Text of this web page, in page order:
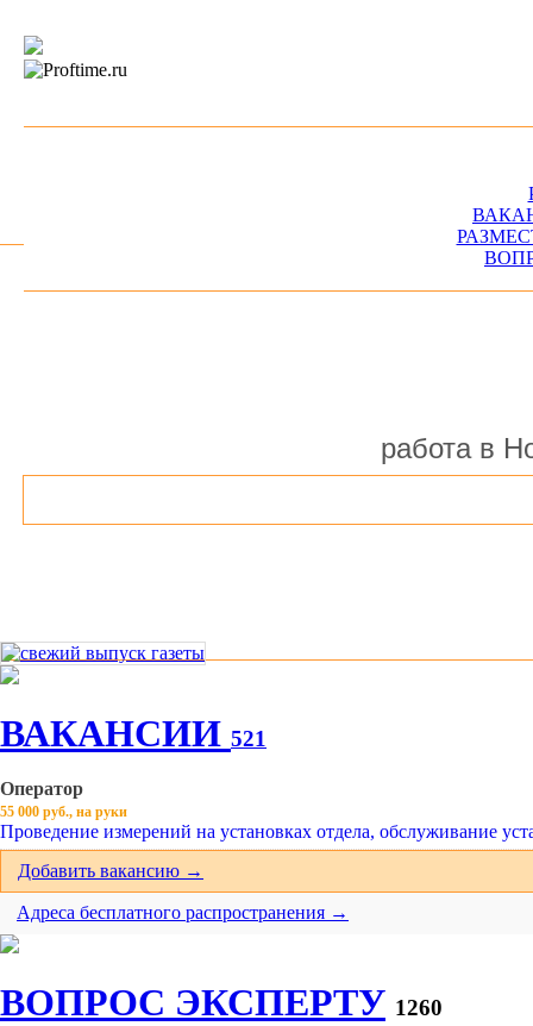
работа в
ВАКАНСИИ 521
Оператор
55 000 руб., на руки
Проведение измерений на установках отдела, обслуживание
Добавить вакансию →
Адреса бесплатного распространения →
ВОПРОС ЭКСПЕРТУ 1260